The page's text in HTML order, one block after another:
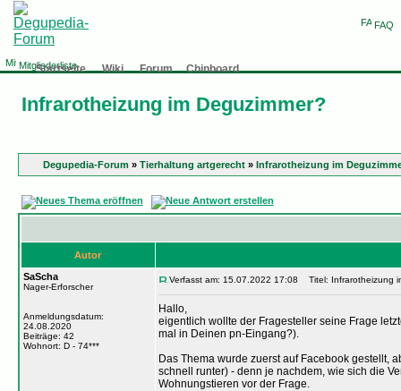
FAQ
Mitgliederliste
Startseite Wiki Forum Chinboard
Infrarotheizung im Deguzimmer?
Degupedia-Forum » Tierhaltung artgerecht » Infrarotheizung im
Autor
SaScha
Nager-Erforscher
Anmeldungsdatum:
24.08.2020
Beiträge: 42
Wohnort: D - 74***
Verfasst am: 15.07.2022 17:08 Titel: Infrarotheizung
Hallo,
eigentlich wollte der Fragesteller seine Frage
mal in Deinen pn-Eingang?).
Das Thema wurde zuerst auf Facebook gestellt,
schnell runter) - denn je nachdem, wie sich die
Wohnungstieren vor der Frage.